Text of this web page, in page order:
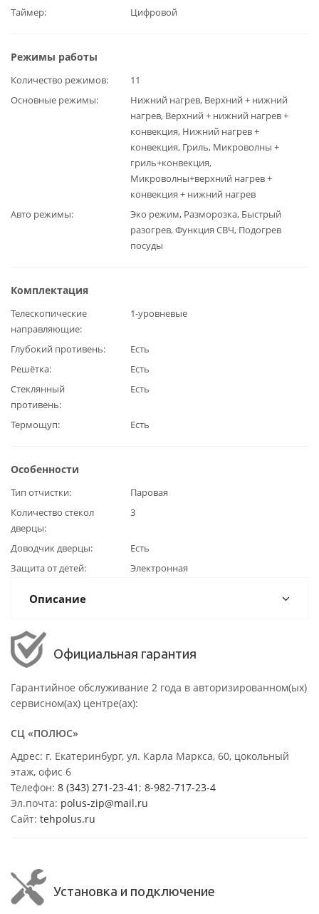
Таймер Цифровой
Режимы работы
Количество режимов
11
Основные режимы
Нижний нагрев, Верхний + нижний
нагрев, Верхний + нижний нагрев +
конвекция, Нижний нагрев +
конвекция, Гриль, Микроволны +
гриль+конвекция,
Микроволны+верхний нагрев +
конвекция + нижний нагрев
Авто режимы
Эко режим, Разморозка, Быстрый
разогрев, Функция СВЧ, Подогрев
посуды
Комплектация
Телескопические
направляющие
1-уровневые
Глубокий противень
Есть
Решётка
Есть
Стеклянный
противень
Есть
Термощуп Есть
Особенности
Тип отчистки
Паровая
Количество стекол
дверцы
3
Доводчик дверцы
Есть
Защита от детей
Электронная
Описание
Официальная гарантия
Гарантийное обслуживание 2 года в авторизированном(ых)
сервисном(ах) центре(ах):
СЦ «ПОЛЮС»
Адрес: г. Екатеринбург, ул. Карла Маркса, 60, цокольный
этаж, офис 6
Телефон: 8 (343) 271-23-41; 8-982-717-23-4
Эл.почта: polus-zip@mail.ru
Сайт: tehpolus.ru
Установка и подключение